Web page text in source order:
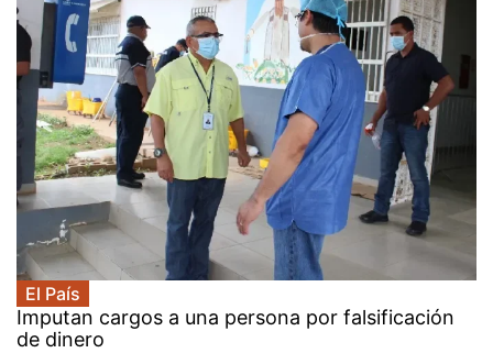
El País
Imputan cargos a una persona por falsificación
de dinero